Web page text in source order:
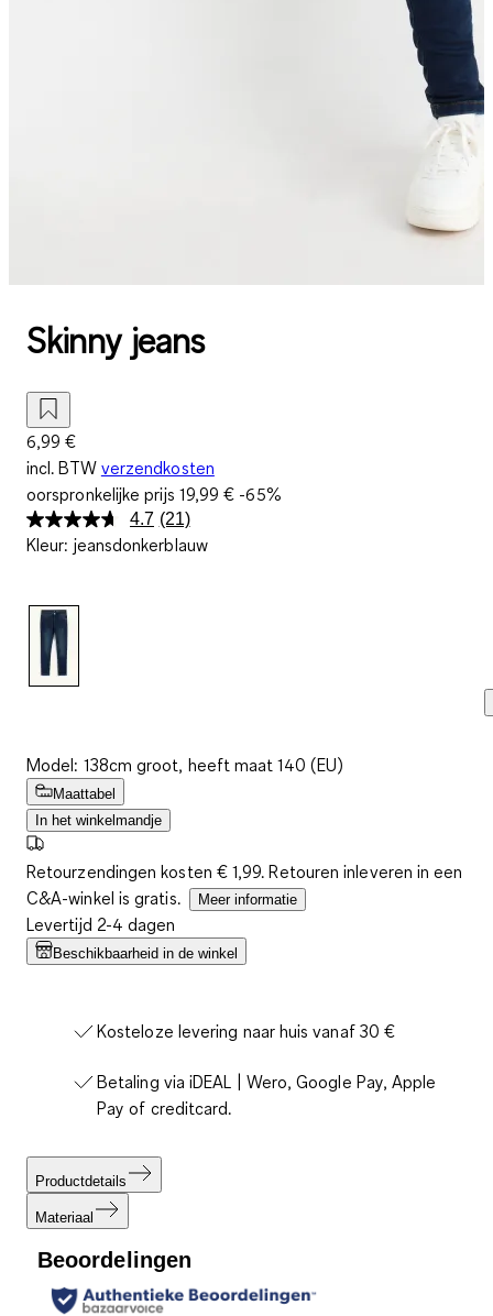
Skinny jeans
6,99 €
incl. BTW verzendkosten
oorspronkelijke prijs 19,99 € -65%
4.7 Lees
21
(21)
Kleur: jeansdonkerblauw
Model: 138cm groot, heeft maat 140 (EU)
Maattabel
In het winkelmandje
Retourzendingen kosten € 1,99. Retouren inleveren in een
C&A-winkel is gratis.
Meer informatie
Levertijd 2-4 dagen
Beschikbaarheid in de winkel
Kosteloze levering naar huis vanaf 30 €
Betaling via iDEAL | Wero, Google Pay, Apple
Pay of creditcard.
Productdetails
Materiaal
Beoordelingen